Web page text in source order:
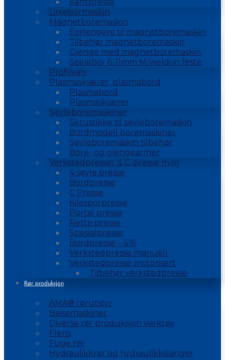
Linjebormaskin
Magnetboremaskin
Forlengere til magnetboremaskin
Tilbehør magnetboremaskin
Gjenge med magnetboremaskin
Spiralbor 6-11mm M/weldon feste
Profilvals
Plasmaskjærer, plasmabord
Plasmabord
Plasmaskjærer
Søyleboremaskiner
Skrustikke til søyleboremaskin
Bordmodell boremaskiner
Søyleboremaskin tilbehør
Bore- og gjengearmer
Verkstedpresser & C-presse m.m
4 søyle presse
Bordpresse
C Presse
Kilesporpresse
Portal presse
Rette presse
Spesialpresse
Bordpresse – S16
Verkstedpresse manuell
Verkstedpresse motorisert
Tilbehør verkstedpresse
Rør produksjon
AMA® rørutstyr
Beisemaskiner
Diverse rør produksjon verktøy
Flens
Fuge rør
Hydraulikkrør og hydraulikkslanger